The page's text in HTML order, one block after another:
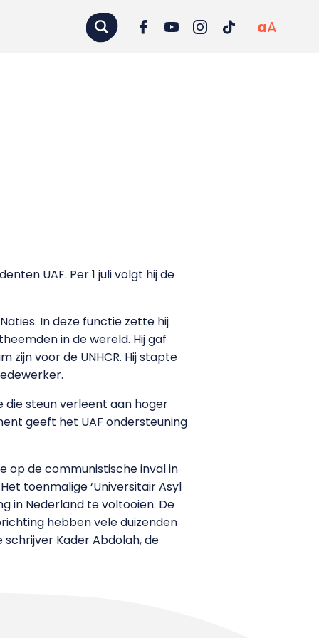
aA
UAF. Per 1 juli volgt hij de
In deze functie zette hij
in de wereld. Hij gaf
zijn voor de UNHCR. Hij stapte
die steun verleent aan hoger
geeft het UAF ondersteuning
op de communistische inval in
toenmalige ‘Universitair Asyl
in Nederland te voltooien. De
hebben vele duizenden
schrijver Kader Abdolah, de